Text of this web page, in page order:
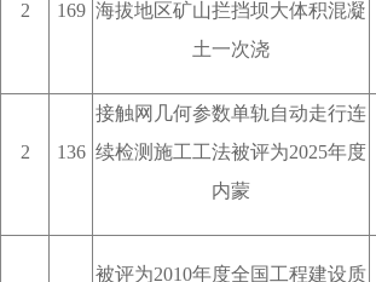
2 169 海拔地区矿山拦挡坝大体积混凝
土一次浇
2 136
接触网几何参数单轨自动走行连
续检测施工工法被评为2025年度
内蒙
被评为2010年度全国工程建设质